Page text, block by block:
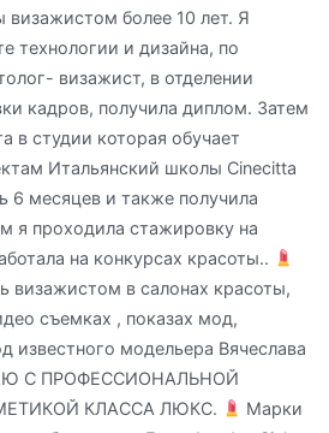
более 10 лет. Я
технологии и дизайна, по
визажист, в отделении
кадров, получила диплом. Затем
в студии которая обучает
Итальянский школы Cinecitta
6 месяцев и также получила
я проходила стажировку на
на конкурсах красоты..
визажистом в салонах красоты,
съемках , показах мод,
известного модельера Вячеслава
С ПРОФЕССИОНАЛЬНОЙ
КЛАССА ЛЮКС.
Марки